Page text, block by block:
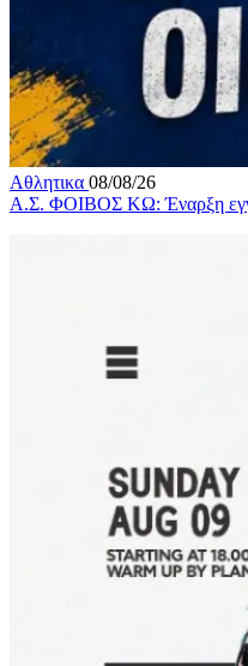
Αθλητικα 08/08/26
Α.Σ. ΦΟΙΒΟΣ ΚΩ: Έναρξη